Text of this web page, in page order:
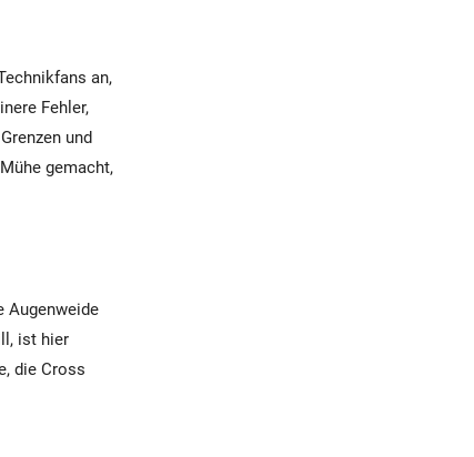
an,
Fehler,
und
gemacht,
Augenweide
ist hier
die Cross